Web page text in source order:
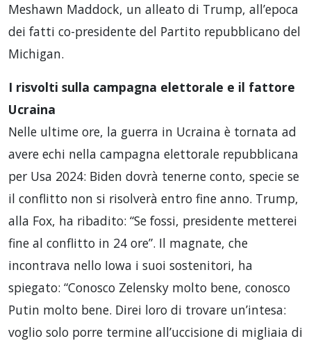
Meshawn Maddock, un alleato di Trump, all’epoca
dei fatti co-presidente del Partito repubblicano del
Michigan.
I risvolti sulla campagna elettorale e il fattore
Ucraina
Nelle ultime ore, la guerra in Ucraina è tornata ad
avere echi nella campagna elettorale repubblicana
per Usa 2024: Biden dovrà tenerne conto, specie se
il conflitto non si risolverà entro fine anno. Trump,
alla Fox, ha ribadito: “Se fossi, presidente metterei
fine al conflitto in 24 ore”. Il magnate, che
incontrava nello Iowa i suoi sostenitori, ha
spiegato: “Conosco Zelensky molto bene, conosco
Putin molto bene. Direi loro di trovare un’intesa:
voglio solo porre termine all’uccisione di migliaia di